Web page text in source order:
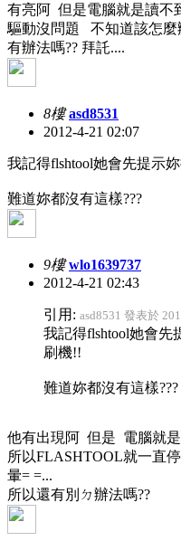
有亮阿 但是電腦就是讀不
驅動沒問題 不知道該怎麼
有辦法嗎?? 拜託....
8樓 asd8531
2012-4-21 02:07
我記得flshtool她會先提示
難道妳都沒有這樣???
9樓 wlo1639737
2012-4-21 02:43
引用: asd8531 發表於
我記得flshtool她會先
刷機!!
難道妳都沒有這樣???
他有出現阿 但是 電腦就
所以FLASHTOOL就一直
暈= =...
所以還有別ㄉ辦法嗎??